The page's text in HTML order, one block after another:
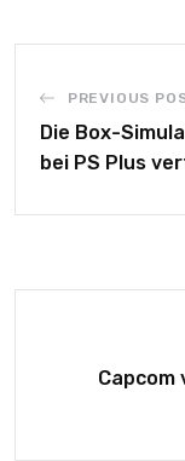
PREVIOUS
Die Box-
bei PS Plus